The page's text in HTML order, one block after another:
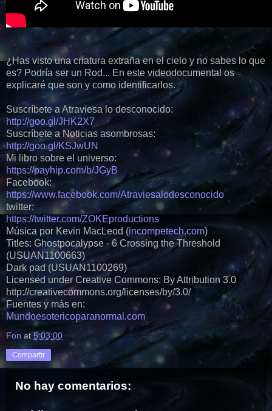
¿Has visto una criatura extraña en el cielo y no sabes lo que
es? Podría ser un Rod... En este videodocumental os
explicaré que son y como identificarlos.
Suscríbete a Atraviesa lo desconocido:
http://goo.gl/JHK2X7
Suscríbete a Noticias asombrosas:
http://goo.gl/KSJwUN
Mi libro sobre el universo:
https://payhip.com/b/JGyB
Facebook:
https://www.facebook.com/Atraviesalodesconocido
twitter:
https://twitter.com/ZOKEproductions
Música por Kevin MacLeod (incompetech.com)
Titles: Ghostpocalypse - 6 Crossing the Threshold
(USUAN1100663)
Dark pad (USUAN1100269)
Licensed under Creative Commons: By Attribution 3.0
http://creativecommons.org/licenses/by/3.0/
Fuentes y más en:
Mundoesotericoparanormal.com
Fon at 5:03:00
Compartir
No hay comentarios: